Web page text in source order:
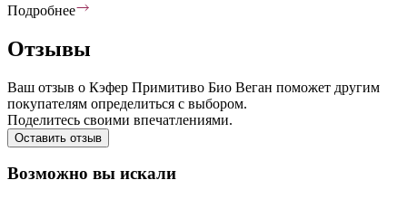
Подробнее
Отзывы
Ваш отзыв о Кэфер Примитиво Био Веган поможет другим
покупателям определиться с выбором.
Поделитесь своими впечатлениями.
Оставить отзыв
Возможно вы искали